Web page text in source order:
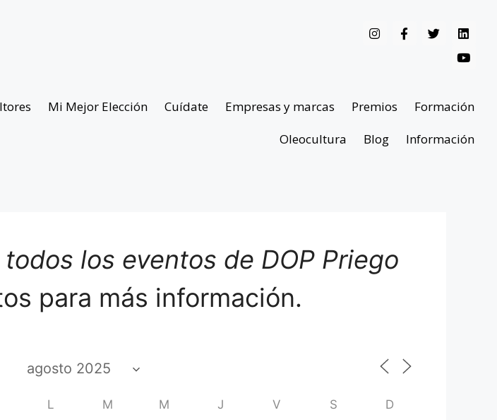
Mi Mejor Elección Cuídate Empresas y marcas Premios
Formación
Oleocultura
Blog Información
los eventos de DOP Priego
para más información.
L M M J V S D